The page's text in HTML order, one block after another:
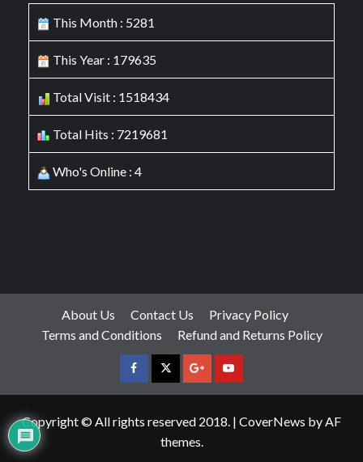
This Month : 5281
This Year : 179635
Total Visit : 1518434
Total Hits : 7219681
Who's Online : 4
About Us Contact Us
Privacy Policy
Terms and Conditions
Refund and Returns Policy
facebookTwitterGoogleYouTube
Copyright © All rights reserved 2018. | CoverNews by AF
themes.